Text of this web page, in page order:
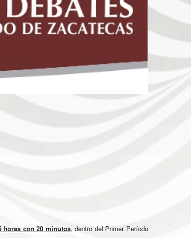
horas con 20 minutos, dentro del Primer Período